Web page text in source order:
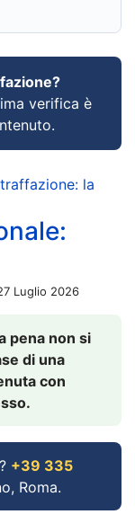
verifica è
la
Luglio 2026
pena non si
di una
con
+39 335
Roma.